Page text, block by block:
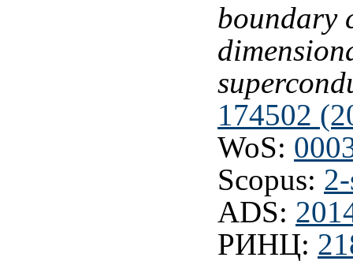
boundary
174502
WoS:
Scopus:
ADS:
РИНЦ: